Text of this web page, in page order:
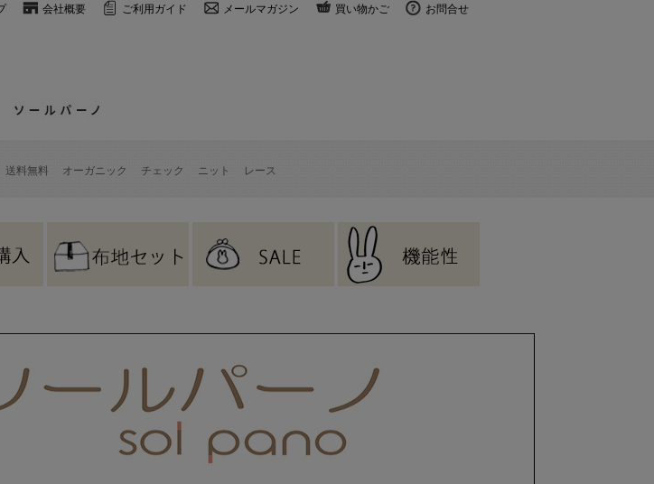
会社概要 ご利用ガイド メールマガジン 買い物かご お問合せ
送料無料 オーガニック チェック ニット レース